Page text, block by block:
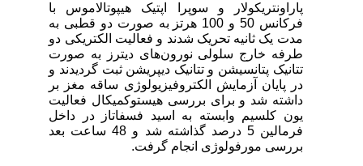
پاراونتریکولار و سوپرا اپتیک هیپوتالاموس با
فرکانس 50 و 100 هرتز
به صورت دو قطبی به
مدت یک ثانیه تحریک شدند و فعالیت الکتریکی دو
طرفه خارج سلولی نورون‌های دیترز به صورت
تتانیک پتانسیشن و تتانیک دیپریشن ثبت گردیدند و
در پایان آزمایش الکتروفیزیولوژی ساقه مغز بر
داشته شد و برای بررسی هیستوکمیکال فعالیت
یون کلسیم وابسته به اسید فسفاتاز در داخل
فرمالین 5 درصد گذاشته شد و 48 ساعت بعد
بررسی مورفولوژی انجام گرفت.